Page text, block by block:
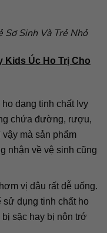
Sơ Sinh Và Trẻ Nhỏ
Kids Úc Ho Trị Cho
dạng tinh chất Ivy
chứa đường, rượu,
mà sản phẩm
nhận về vệ sinh cũng
vị dâu rất dễ uống.
sử dụng tinh chất ho
sặc hay bị nôn trớ